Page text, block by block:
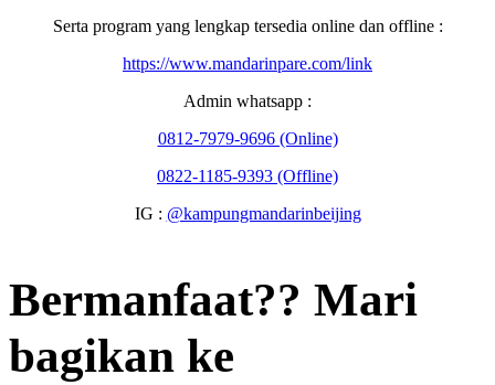
Serta program yang lengkap tersedia online dan offline :
https://www.mandarinpare.com/link
Admin whatsapp :
0812-7979-9696 (Online)
0822-1185-9393 (Offline)
IG : @kampungmandarinbeijing
Bermanfaat?? Mari
bagikan ke